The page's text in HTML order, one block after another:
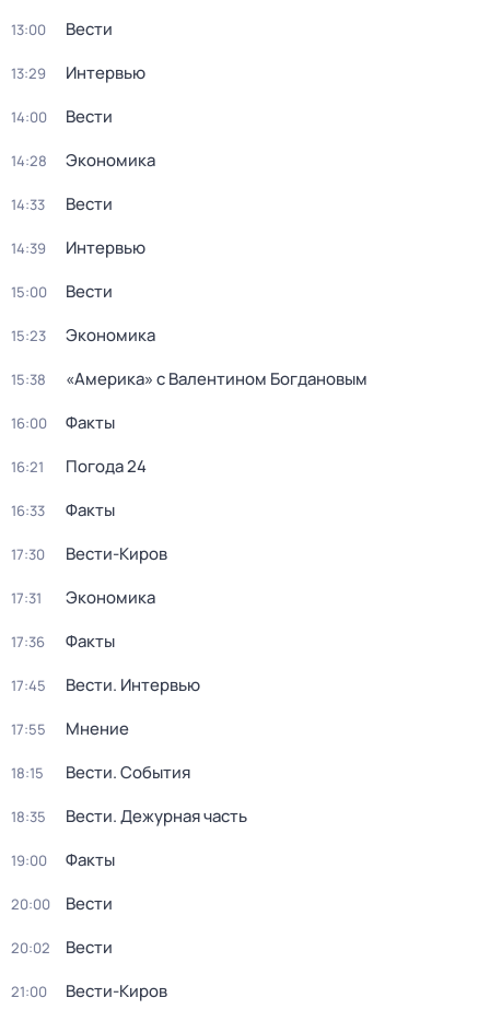
13:00 Вести
13:29 Интервью
14:00 Вести
14:28 Экономика
14:33 Вести
14:39 Интервью
15:00 Вести
15:23 Экономика
15:38 «Америка» с Валентином Богдановым
16:00 Факты
16:21 Погода 24
16:33 Факты
17:30 Вести-Киров
17:31 Экономика
17:36 Факты
17:45 Вести. Интервью
17:55 Мнение
18:15 Вести. События
18:35 Вести. Дежурная часть
19:00 Факты
20:00 Вести
20:02 Вести
21:00 Вести-Киров